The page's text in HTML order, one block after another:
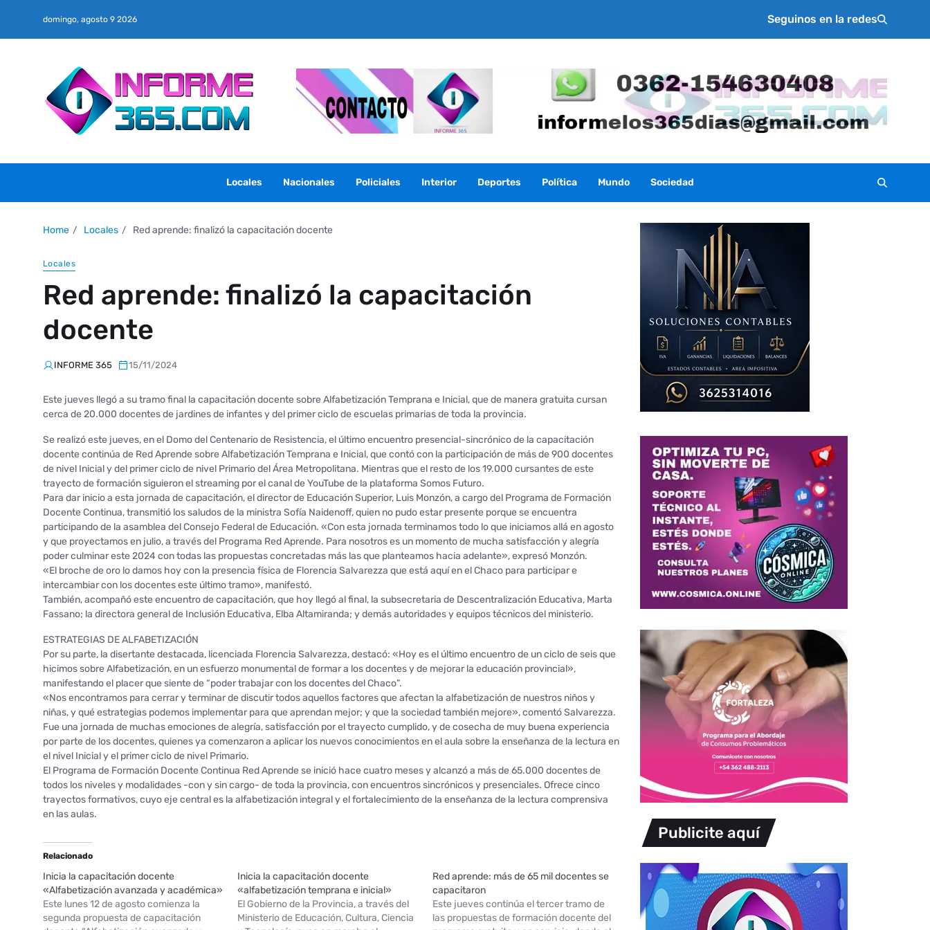
domingo, agosto 9 2026 Seguinos en la redes
Locales Nacionales Policiales Interior Deportes Política Mundo Sociedad
Home Locales Red aprende: finalizó la capacitación docente
Locales
Red aprende: finalizó la capacitación
docente
INFORME 365 15/11/2024
Este jueves llegó a su tramo final la capacitación docente sobre Alfabetización Temprana e Inicial, que de manera gratuita cursan
cerca de 20.000 docentes de jardines de infantes y del primer ciclo de escuelas primarias de toda la provincia.
Se realizó este jueves, en el Domo del Centenario de Resistencia, el último encuentro presencial-sincrónico de la capacitación
docente continúa de Red Aprende sobre Alfabetización Temprana e Inicial, que contó con la participación de más de 900 docentes
de nivel Inicial y del primer ciclo de nivel Primario del Área Metropolitana. Mientras que el resto de los 19.000 cursantes de este
trayecto de formación siguieron el streaming por el canal de YouTube de la plataforma Somos Futuro.
Para dar inicio a esta jornada de capacitación, el director de Educación Superior, Luis Monzón, a cargo del Programa de Formación
Docente Continua, transmitió los saludos de la ministra Sofía Naidenoff, quien no pudo estar presente porque se encuentra
participando de la asamblea del Consejo Federal de Educación. «Con esta jornada terminamos todo lo que iniciamos allá en agosto
y que proyectamos en julio, a través del Programa Red Aprende. Para nosotros es un momento de mucha satisfacción y alegría
poder culminar este 2024 con todas las propuestas concretadas más las que planteamos hacia adelante», expresó Monzón.
«El broche de oro lo damos hoy con la presencia física de Florencia Salvarezza que está aquí en el Chaco para participar e
intercambiar con los docentes este último tramo», manifestó.
También, acompañó este encuentro de capacitación, que hoy llegó al final, la subsecretaria de Descentralización Educativa, Marta
Fassano; la directora general de Inclusión Educativa, Elba Altamiranda; y demás autoridades y equipos técnicos del ministerio.
ESTRATEGIAS DE ALFABETIZACIÓN
Por su parte, la disertante destacada, licenciada Florencia Salvarezza, destacó: «Hoy es el último encuentro de un ciclo de seis que
hicimos sobre Alfabetización, en un esfuerzo monumental de formar a los docentes y de mejorar la educación provincial»,
manifestando el placer que siente de “poder trabajar con los docentes del Chaco”.
«Nos encontramos para cerrar y terminar de discutir todos aquellos factores que afectan la alfabetización de nuestros niños y
niñas, y qué estrategias podemos implementar para que aprendan mejor; y que la sociedad también mejore», comentó Salvarezza.
Fue una jornada de muchas emociones de alegría, satisfacción por el trayecto cumplido, y de cosecha de muy buena experiencia
por parte de los docentes, quienes ya comenzaron a aplicar los nuevos conocimientos en el aula sobre la enseñanza de la lectura en
el nivel Inicial y el primer ciclo de nivel Primario.
El Programa de Formación Docente Continua Red Aprende se inició hace cuatro meses y alcanzó a más de 65.000 docentes de
todos los niveles y modalidades -con y sin cargo- de toda la provincia, con encuentros sincrónicos y presenciales. Ofrece cinco
trayectos formativos, cuyo eje central es la alfabetización integral y el fortalecimiento de la enseñanza de la lectura comprensiva
en las aulas.
Relacionado
Inicia la capacitación docente
«Alfabetización avanzada y académica»
Este lunes 12 de agosto comienza la
segunda propuesta de capacitación
Inicia la capacitación docente
«alfabetización temprana e inicial»
El Gobierno de la Provincia, a través del
Ministerio de Educación, Cultura, Ciencia
Red aprende: más de 65 mil docentes se
capacitaron
Este jueves continúa el tercer tramo de
las propuestas de formación docente del
Publicite aquí